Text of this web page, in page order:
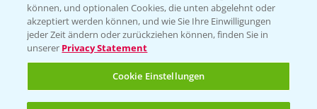
können, und optionalen Cookies, die unten abgelehnt oder
akzeptiert werden können, und wie Sie Ihre Einwilligungen
jeder Zeit ändern oder zurückziehen können, finden Sie in
unserer Privacy Statement
Cookie Einstellungen